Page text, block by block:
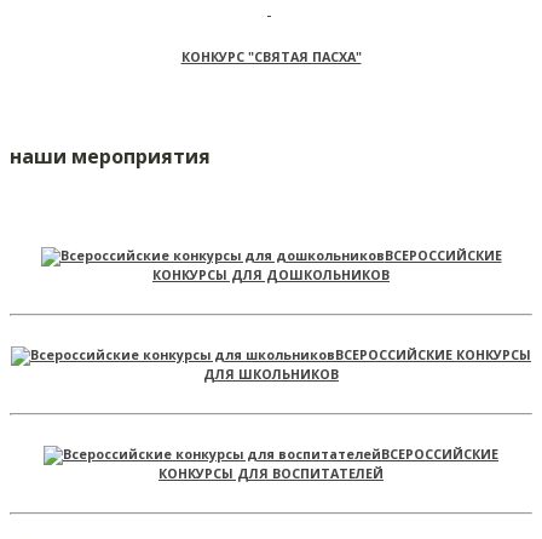
КОНКУРС "СВЯТАЯ ПАСХА"
наши мероприятия
ВСЕРОССИЙСКИЕ
КОНКУРСЫ ДЛЯ ДОШКОЛЬНИКОВ
ВСЕРОССИЙСКИЕ КОНКУРСЫ
ДЛЯ ШКОЛЬНИКОВ
ВСЕРОССИЙСКИЕ
КОНКУРСЫ ДЛЯ ВОСПИТАТЕЛЕЙ